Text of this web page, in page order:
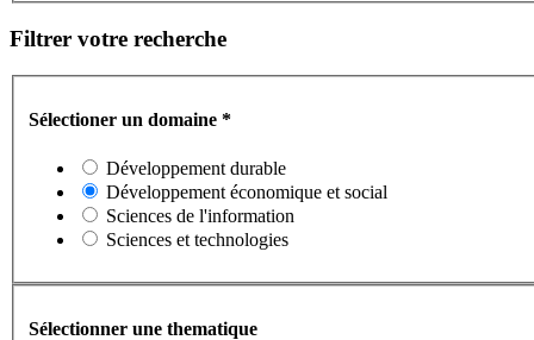
Filtrer votre recherche
Sélectioner un domaine *
Développement durable
Développement économique et social
Sciences de l'information
Sciences et technologies
Sélectionner une thematique